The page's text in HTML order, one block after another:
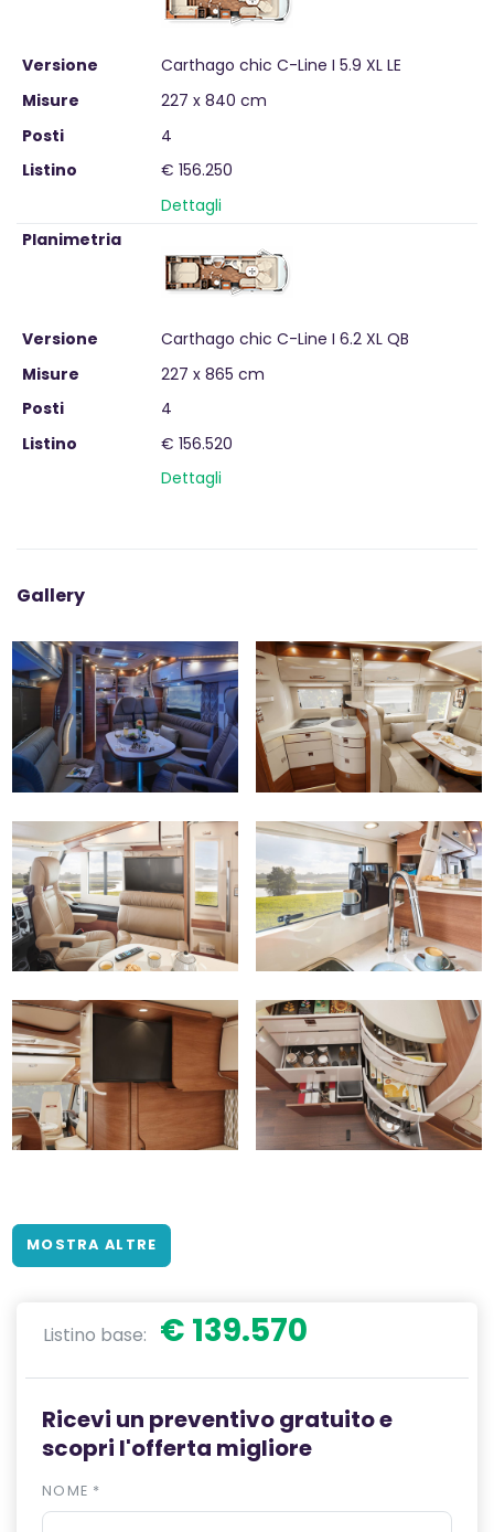
Versione
Carthago chic C-Line I 5.9 XL LE
Misure
227 x 840 cm
Posti
4
Listino
€ 156.250
Dettagli
Planimetria
Versione
Carthago chic C-Line I 6.2 XL QB
Misure
227 x 865 cm
Posti
4
Listino
€ 156.520
Dettagli
Gallery
MOSTRA ALTRE
Listino base: € 139.570
Ricevi un preventivo gratuito e
scopri l'offerta migliore
NOME *